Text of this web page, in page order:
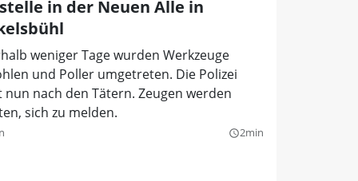
in der Neuen Alle in
weniger Tage wurden Werkzeuge
und Poller umgetreten. Die Polizei
nun nach den Tätern. Zeugen werden
sich zu melden.
query_builder2min